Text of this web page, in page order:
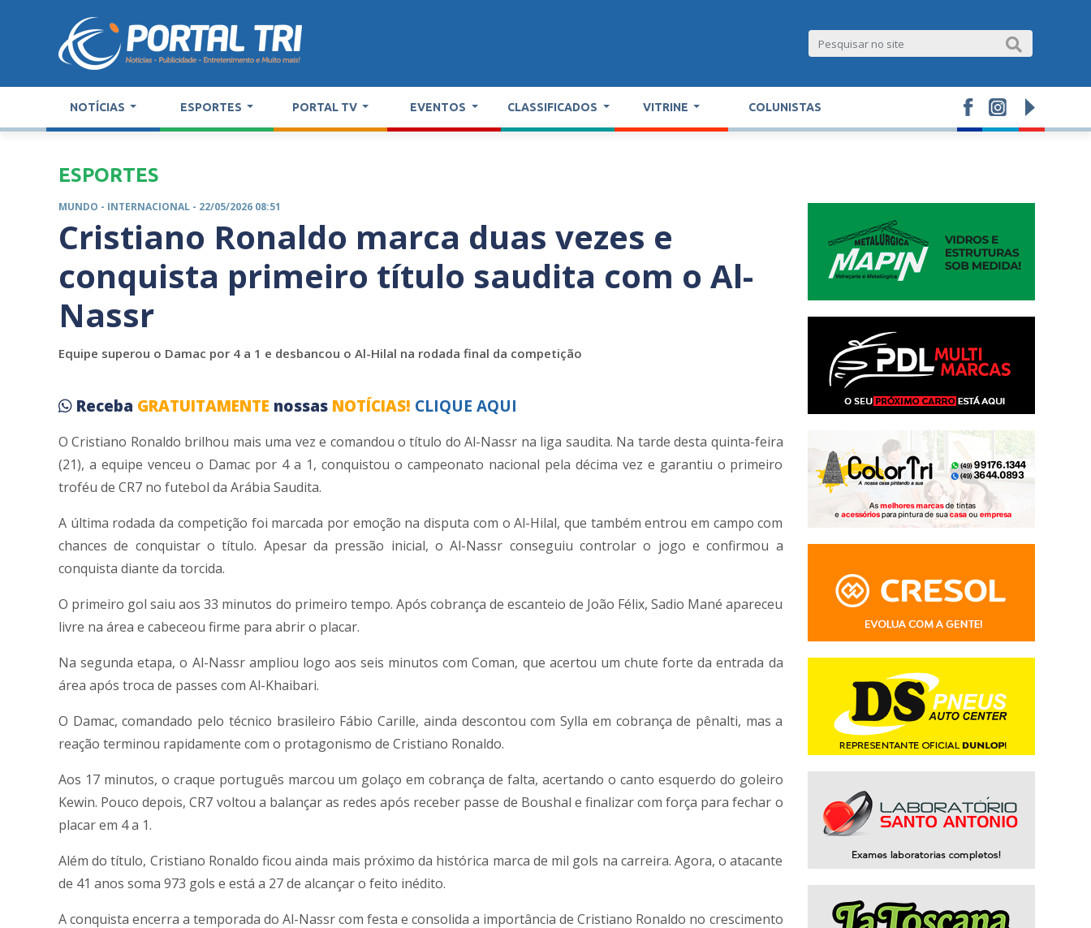
NOTÍCIAS ESPORTES PORTAL TV EVENTOS CLASSIFICADOS VITRINE COLUNISTAS
ESPORTES
MUNDO - INTERNACIONAL - 22/05/2026 08:51
Cristiano Ronaldo marca duas vezes e
conquista primeiro título saudita com o Al-
Nassr
Equipe superou o Damac por 4 a 1 e desbancou o Al-Hilal na rodada final da competição
Receba GRATUITAMENTE nossas NOTÍCIAS! CLIQUE AQUI
O Cristiano Ronaldo brilhou mais uma vez e comandou o título do Al-Nassr na liga saudita. Na tarde desta quinta-feira
(21), a equipe venceu o Damac por 4 a 1, conquistou o campeonato nacional pela décima vez e garantiu o primeiro
troféu de CR7 no futebol da Arábia Saudita.
A última rodada da competição foi marcada por emoção na disputa com o Al-Hilal, que também entrou em campo com
chances de conquistar o título. Apesar da pressão inicial, o Al-Nassr conseguiu controlar o jogo e confirmou a
conquista diante da torcida.
O primeiro gol saiu aos 33 minutos do primeiro tempo. Após cobrança de escanteio de João Félix, Sadio Mané apareceu
livre na área e cabeceou firme para abrir o placar.
Na segunda etapa, o Al-Nassr ampliou logo aos seis minutos com Coman, que acertou um chute forte da entrada da
área após troca de passes com Al-Khaibari.
O Damac, comandado pelo técnico brasileiro Fábio Carille, ainda descontou com Sylla em cobrança de pênalti, mas a
reação terminou rapidamente com o protagonismo de Cristiano Ronaldo.
Aos 17 minutos, o craque português marcou um golaço em cobrança de falta, acertando o canto esquerdo do goleiro
Kewin. Pouco depois, CR7 voltou a balançar as redes após receber passe de Boushal e finalizar com força para fechar o
placar em 4 a 1.
Além do título, Cristiano Ronaldo ficou ainda mais próximo da histórica marca de mil gols na carreira. Agora, o atacante
de 41 anos soma 973 gols e está a 27 de alcançar o feito inédito.
A conquista encerra a temporada do Al-Nassr com festa e consolida a importância de Cristiano Ronaldo no crescimento